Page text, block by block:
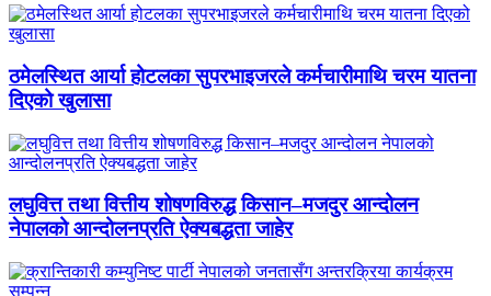
ठमेलस्थित आर्या होटलका सुपरभाइजरले कर्मचारीमाथि चरम यातना
दिएको खुलासा
लघुवित्त तथा वित्तीय शोषणविरुद्ध किसान–मजदुर आन्दोलन
नेपालको आन्दोलनप्रति ऐक्यबद्धता जाहेर